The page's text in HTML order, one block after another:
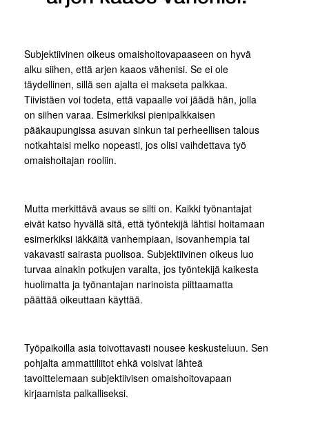
Subjektiivinen oikeus omaishoitovapaaseen on hyvä
alku siihen, että arjen kaaos vähenisi. Se ei ole
täydellinen, sillä sen ajalta ei makseta palkkaa.
Tiivistäen voi todeta, että vapaalle voi jäädä hän, jolla
on siihen varaa. Esimerkiksi pienipalkkaisen
pääkaupungissa asuvan sinkun tai perheellisen talous
notkahtaisi melko nopeasti, jos olisi vaihdettava työ
omaishoitajan rooliin.
Mutta merkittävä avaus se silti on. Kaikki työnantajat
eivät katso hyvällä sitä, että työntekijä lähtisi hoitamaan
esimerkiksi iäkkäitä vanhempiaan, isovanhempia tai
vakavasti sairasta puolisoa. Subjektiivinen oikeus luo
turvaa ainakin potkujen varalta, jos työntekijä kaikesta
huolimatta ja työnantajan narinoista piittaamatta
päättää oikeuttaan käyttää.
Työpaikoilla asia toivottavasti nousee keskusteluun. Sen
pohjalta ammattiliitot ehkä voisivat lähteä
tavoittelemaan subjektiivisen omaishoitovapaan
kirjaamista palkalliseksi.